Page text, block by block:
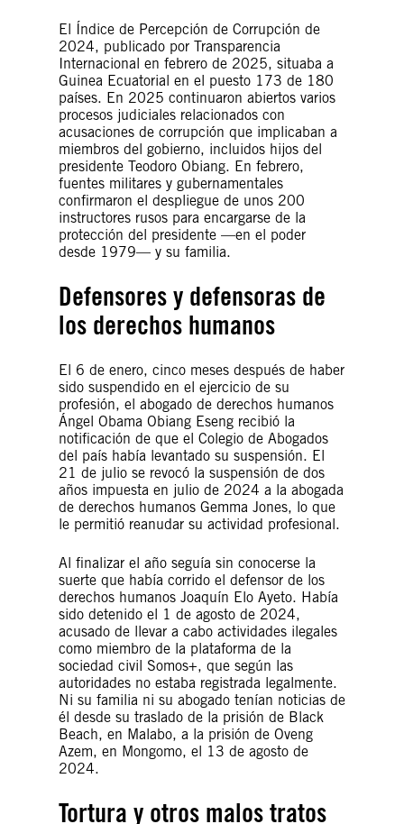
El Índice de Percepción de Corrupción de
2024, publicado por Transparencia
Internacional en febrero de 2025, situaba a
Guinea Ecuatorial en el puesto 173 de 180
países. En 2025 continuaron abiertos varios
procesos judiciales relacionados con
acusaciones de corrupción que implicaban a
miembros del gobierno, incluidos hijos del
presidente Teodoro Obiang. En febrero,
fuentes militares y gubernamentales
confirmaron el despliegue de unos 200
instructores rusos para encargarse de la
protección del presidente —en el poder
desde 1979— y su familia.
Defensores y defensoras de
los derechos humanos
El 6 de enero, cinco meses después de haber
sido suspendido en el ejercicio de su
profesión, el abogado de derechos humanos
Ángel Obama Obiang Eseng recibió la
notificación de que el Colegio de Abogados
del país había levantado su suspensión. El
21 de julio se revocó la suspensión de dos
años impuesta en julio de 2024 a la abogada
de derechos humanos Gemma Jones, lo que
le permitió reanudar su actividad profesional.
Al finalizar el año seguía sin conocerse la
suerte que había corrido el defensor de los
derechos humanos Joaquín Elo Ayeto. Había
sido detenido el 1 de agosto de 2024,
acusado de llevar a cabo actividades ilegales
como miembro de la plataforma de la
sociedad civil Somos+, que según las
autoridades no estaba registrada legalmente.
Ni su familia ni su abogado tenían noticias de
él desde su traslado de la prisión de Black
Beach, en Malabo, a la prisión de Oveng
Azem, en Mongomo, el 13 de agosto de
2024.
Tortura y otros malos tratos